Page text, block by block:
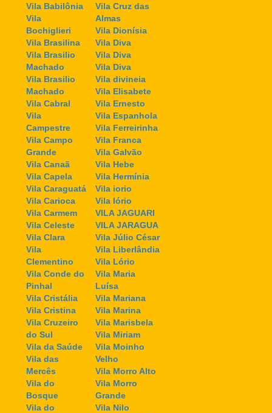
Vila Babilônia
Vila
Bochiglieri
Vila Brasilina
Vila Brasilio
Machado
Vila Brasilio
Machado
Vila Cabral
Vila
Campestre
Vila Campo
Grande
Vila Canaã
Vila Capela
Vila Caraguatá
Vila Carioca
Vila Carmem
Vila Celeste
Vila Clara
Vila
Clementino
Vila Conde do
Pinhal
Vila Cristália
Vila Cristina
Vila Cruzeiro
do Sul
Vila da Saúde
Vila das
Mercês
Vila do
Bosque
Vila do
Vila Cruz das
Almas
Vila Dionísia
Vila Diva
Vila Diva
Vila Diva
Vila divineia
Vila Elisabete
Vila Ernesto
Vila Espanhola
Vila Ferreirinha
Vila Franca
Vila Galvão
Vila Hebe
Vila Hermínia
Vila iorio
Vila Iório
VILA JAGUARI
VILA JARAGUA
Vila Júlio César
Vila Liberlândia
Vila Lório
Vila Maria
Luísa
Vila Mariana
Vila Marina
Vila Marisbela
Vila Miriam
Vila Moinho
Velho
Vila Morro Alto
Vila Morro
Grande
Vila Nilo